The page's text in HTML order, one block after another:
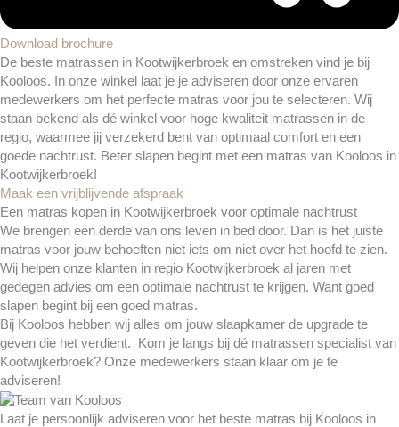
Download brochure
De beste matrassen in Kootwijkerbroek en omstreken vind je bij
Kooloos. In onze winkel laat je je adviseren door onze ervaren
medewerkers om het perfecte matras voor jou te selecteren. Wij
staan bekend als dé winkel voor hoge kwaliteit matrassen in de
regio, waarmee jij verzekerd bent van optimaal comfort en een
goede nachtrust. Beter slapen begint met een matras van Kooloos in
Kootwijkerbroek!
Maak een vrijblijvende afspraak
Een matras kopen in Kootwijkerbroek voor optimale nachtrust
We brengen een derde van ons leven in bed door. Dan is het juiste
matras voor jouw behoeften niet iets om niet over het hoofd te zien.
Wij helpen onze klanten in regio Kootwijkerbroek al jaren met
gedegen advies om een optimale nachtrust te krijgen. Want goed
slapen begint bij een goed matras.
Bij Kooloos hebben wij alles om jouw slaapkamer de upgrade te
geven die het verdient. Kom je langs bij dé matrassen specialist van
Kootwijkerbroek? Onze medewerkers staan klaar om je te
adviseren!
Laat je persoonlijk adviseren voor het beste matras bij Kooloos in